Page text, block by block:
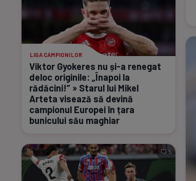
LIGA CAMPIONILOR
Viktor Gyokeres nu și-a renegat
deloc originile: „Înapoi la
rădăcini!” » Starul lui Mikel
Arteta visează să devină
campionul Europei în țara
bunicului său maghiar
5